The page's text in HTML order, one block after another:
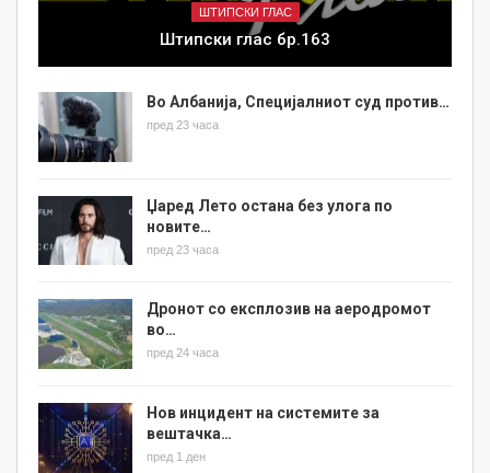
ШТИПСКИ ГЛАС
Штипски глас бр.163
Во Албанија, Специјалниот суд против…
пред 23 часа
Џаред Лето остана без улога по
новите…
пред 23 часа
Дронот со експлозив на аеродромот
во…
пред 24 часа
Нов инцидент на системите за
вештачка…
пред 1 ден